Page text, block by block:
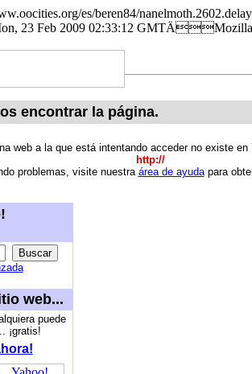
es/beren84/
2009 02:33:12 GMTÄMozilla/
encontrar la página.
web a la que está intentando acceder no existe en
http://
problemas, visite nuestra área de ayudapara
web...
puede
¡gratis!